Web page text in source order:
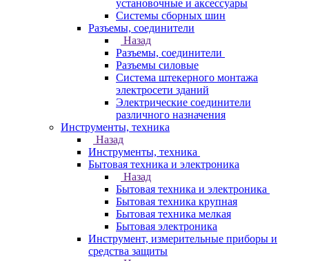
установочные и аксессуары
Системы сборных шин
Разъемы, соединители
Назад
Разъемы, соединители
Разъемы силовые
Система штекерного монтажа
электросети зданий
Электрические соединители
различного назначения
Инструменты, техника
Назад
Инструменты, техника
Бытовая техника и электроника
Назад
Бытовая техника и электроника
Бытовая техника крупная
Бытовая техника мелкая
Бытовая электроника
Инструмент, измерительные приборы и
средства защиты